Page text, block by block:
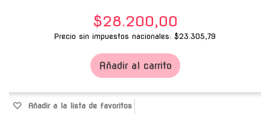
$28.200,00
Precio sin impuestos nacionales: $23.305,79
Añadir al carrito
Añadir a la lista de favoritos